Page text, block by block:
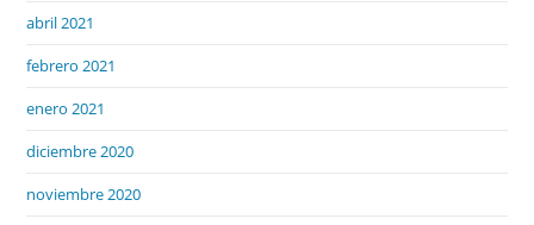
abril 2021
febrero 2021
enero 2021
diciembre 2020
noviembre 2020